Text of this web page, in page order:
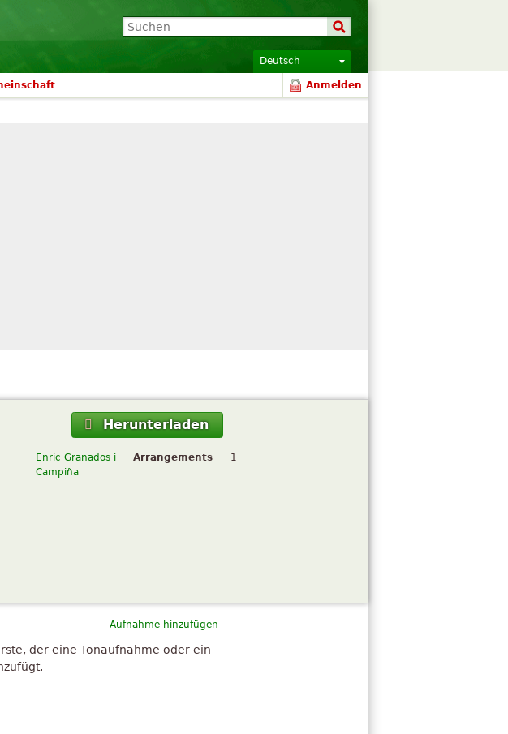
Deutsch
Anmelden
Herunterladen
Enric Granados i
Campiña
Arrangements 1
Aufnahme hinzufügen
der eine Tonaufnahme oder ein